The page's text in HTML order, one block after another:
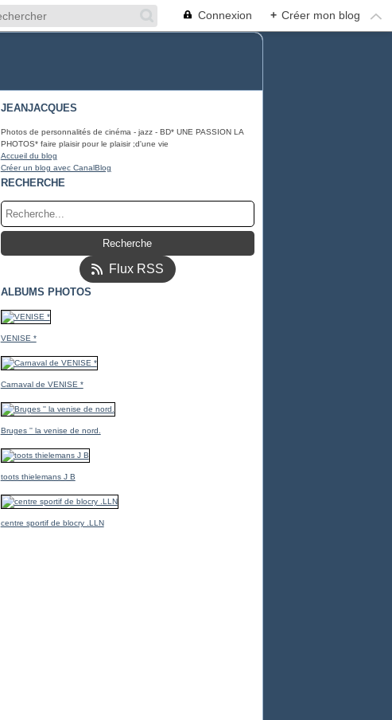
Connexion + Créer mon blog
JEANJACQUES
Photos de personnalités de cinéma - jazz - BD* UNE PASSION LA
PHOTOS* faire plaisir pour le plaisir ;d'une vie
Accueil du blog
Créer un blog avec CanalBlog
RECHERCHE
Flux RSS
ALBUMS PHOTOS
VENISE *
Carnaval de VENISE *
Bruges '' la venise de nord.
toots thielemans J B
centre sportif de blocry .LLN